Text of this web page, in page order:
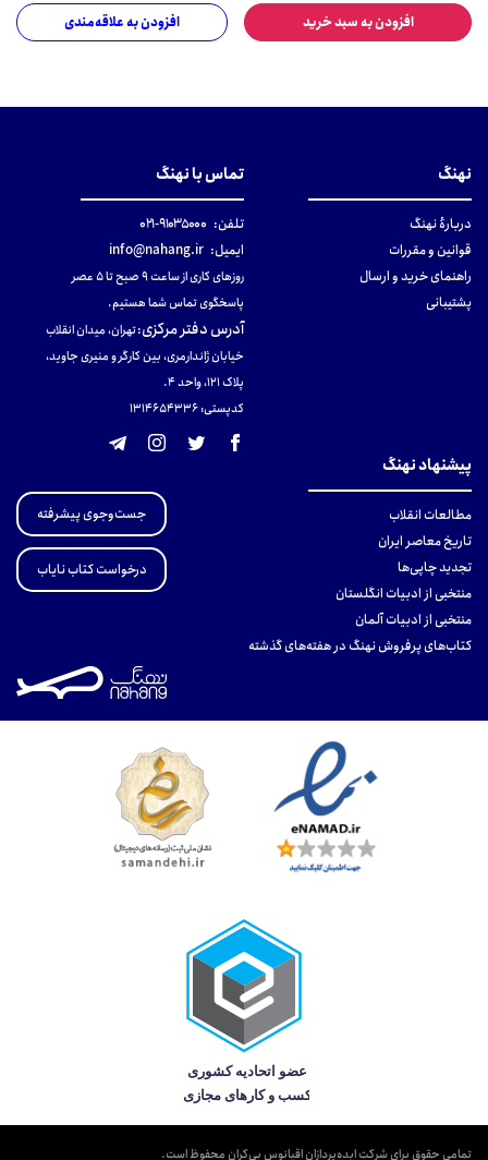
افزودن به سبد خرید افزودن به علاقه‌مندی
نهنگ
دربارهٔ نهنگ
قوانین و مقررات
راهنمای خرید و ارسال
پشتیبانی
تماس با نهنگ
تلفن: ۹۱۰۳۵۰۰۰-۰۲۱
ایمیل: info@nahang.ir
روزهای کاری از ساعت ۹ صبح تا ۵ عصر
پاسخگوی تماس شما هستیم.
آدرس دفتر مرکزی:تهران، میدان انقلاب
خیابان ژاندارمری، بین کارگر و منیری جاوید،
پلاک 121، واحد ۴.
کدپستی: 131465433۶
پیشنهاد نهنگ
مطالعات انقلاب
تاریخ معاصر ایران
تجدید چاپی‌ها
منتخبی از ادبیات انگلستان
منتخبی از ادبیات آلمان
کتاب‌های پرفروش نهنگ در هفته‌های گذشته
جست‌وجوی پیشرفته
درخواست کتاب نایاب
تمامی حقوق برای شرکت ایده‌پردازان اقیانوس بی‌کران محفوظ است.